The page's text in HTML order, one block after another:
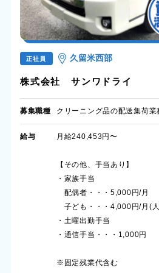
正社員 久留米西部
株式会社 サンワドライ
募集職種 クリーニング品の配送集荷業
給与 月給240,453円〜
【その他、手当あり】
・家族手当
配偶者・・・5,000円/月
子ども・・・4,000円/月(
・土曜出勤手当
・通信手当・・・1,000円
※固定残業代含む